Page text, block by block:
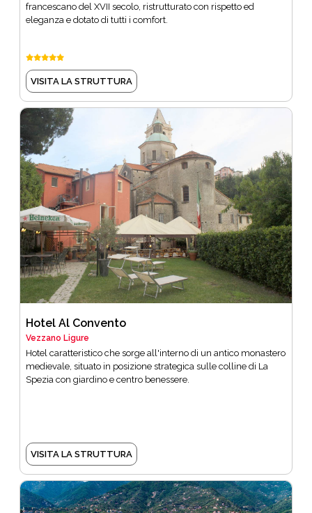
francescano del XVII secolo, ristrutturato con rispetto ed
eleganza e dotato di tutti i comfort.
VISITA LA STRUTTURA
Hotel Al Convento
Vezzano Ligure
Hotel caratteristico che sorge all'interno di un antico monastero
medievale, situato in posizione strategica sulle colline di La
Spezia con giardino e centro benessere.
VISITA LA STRUTTURA